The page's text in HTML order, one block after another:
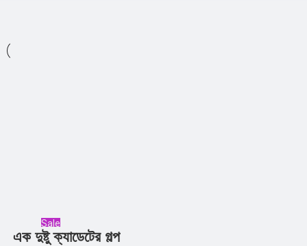
Sale
এক দুষ্টু ক্যাডেটের গল্প